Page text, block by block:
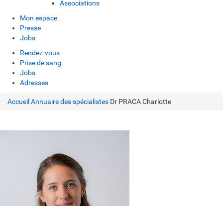
Associations
Mon espace
Presse
Jobs
Rendez-vous
Prise de sang
Jobs
Adresses
Accueil Annuaire des spécialistes Dr PRACA Charlotte